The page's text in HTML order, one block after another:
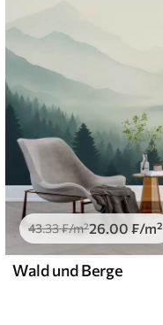
43.33₣/m²26 .00 ₣/m²
Wald und Berge